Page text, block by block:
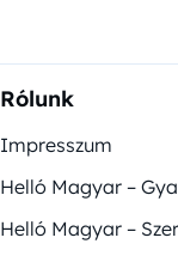
Rólunk
Impresszum
Helló Magyar –
Helló Magyar –